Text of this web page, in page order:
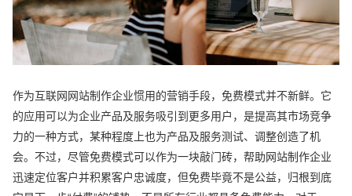
作为互联网网站制作企业惯用的营销手段，免费模式并不新鲜。它
的应用可以为企业产品及服务吸引到更多用户，是提高其市场竞争
力的一种方式，某种程度上也为产品及服务测试、调整创造了机
会。不过，尽管免费模式可以作为一块敲门砖，帮助网站制作企业
迅速定位客户并积累客户忠诚度，但免费毕竟不是公益，归根到底